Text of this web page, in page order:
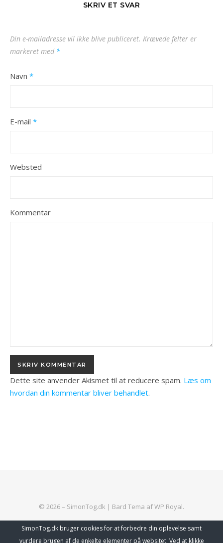
SKRIV ET SVAR
Din e-mailadresse vil ikke blive publiceret. Krævede felter er
markeret med *
Navn *
E-mail *
Websted
Kommentar
Dette site anvender Akismet til at reducere spam. Læs om
hvordan din kommentar bliver behandlet.
© 2026 – SimonTog.dk | Bard Tema afWP Royal.
SimonTog.dk bruger cookies for at forbedre din oplevelse samt
vurdere brugen af de enkelte elementer på websitet. Ved at klikke